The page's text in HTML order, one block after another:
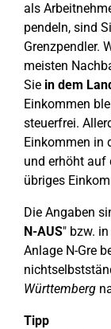
als
pendeln, sind
Grenzpendler.
meisten
Sie in dem
Einkommen
steuerfrei.
Einkommen in
und erhöht auf
übriges
Die Angaben
N-AUS" bzw.
Anlage N-Gre
Württemberg
Tipp